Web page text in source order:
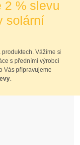
2 % slevu
solární
Vážíme si
s předními výrobci
Vás připravujeme
.